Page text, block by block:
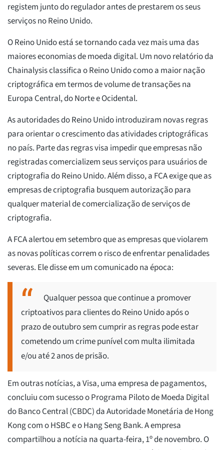
registem junto do regulador antes de prestarem os seus
serviços no Reino Unido.
O Reino Unido está se tornando cada vez mais uma das
maiores economias de moeda digital. Um novo relatório da
Chainalysis classifica o Reino Unido como a maior nação
criptográfica em termos de volume de transações na
Europa Central, do Norte e Ocidental.
As autoridades do Reino Unido introduziram novas regras
para orientar o crescimento das atividades criptográficas
no país. Parte das regras visa impedir que empresas não
registradas comercializem seus serviços para usuários de
criptografia do Reino Unido. Além disso, a FCA exige que as
empresas de criptografia busquem autorização para
qualquer material de comercialização de serviços de
criptografia.
A FCA alertou em setembro que as empresas que violarem
as novas políticas correm o risco de enfrentar penalidades
severas. Ele disse em um comunicado na época:
Qualquer pessoa que continue a promover
criptoativos para clientes do Reino Unido após o
prazo de outubro sem cumprir as regras pode estar
cometendo um crime punível com multa ilimitada
e/ou até 2 anos de prisão.
Em outras notícias, a Visa, uma empresa de pagamentos,
concluiu com sucesso o Programa Piloto de Moeda Digital
do Banco Central (CBDC) da Autoridade Monetária de Hong
Kong com o HSBC e o Hang Seng Bank. A empresa
compartilhou a notícia na quarta-feira, 1º de novembro. O